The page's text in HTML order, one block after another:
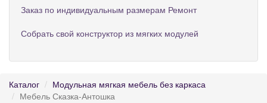
Заказ по индивидуальным размерам Ремонт
Собрать свой конструктор из мягких модулей
Каталог
Модульная мягкая мебель без каркаса
Мебель Сказка-Антошка